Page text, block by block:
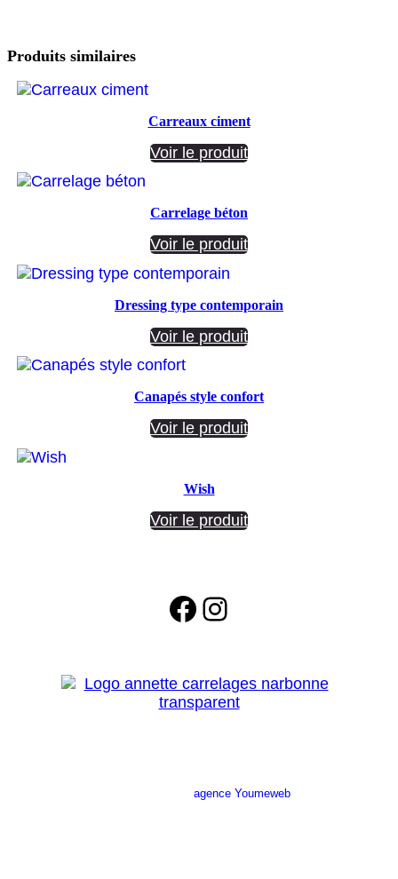
Produits similaires
Carreaux ciment
Voir le produit
Carrelage béton
Voir le produit
Dressing type contemporain
Voir le produit
Canapés style confort
Voir le produit
Wish
Voir le produit
Facebook
Instagram
agence Youmeweb